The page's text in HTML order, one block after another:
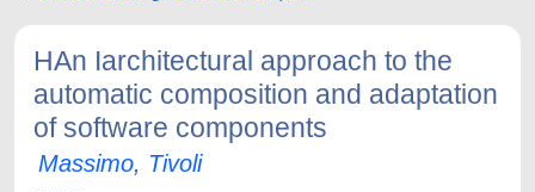
HAn Iarchitectural approach to the
automatic composition and adaptation
of software components
Massimo, Tivoli